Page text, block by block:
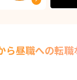
ら昼職への転